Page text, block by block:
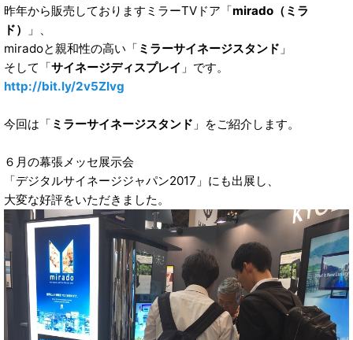
昨年から販売しておりますミラーTVドア「mirado（ミラ
ド）
」、
miradoと親和性の高い「 ミラーサイネージスタンド 」
そして「サイネージディスプレイ 」です。
http://bit.ly/2v5ZIvg
今回は「 ミラーサイネージスタンド 」をご紹介します。
６月の幕張メッセ展示会
「デジタルサイネージジャパン2017」にも出展し、
大変な好評をいただきました。